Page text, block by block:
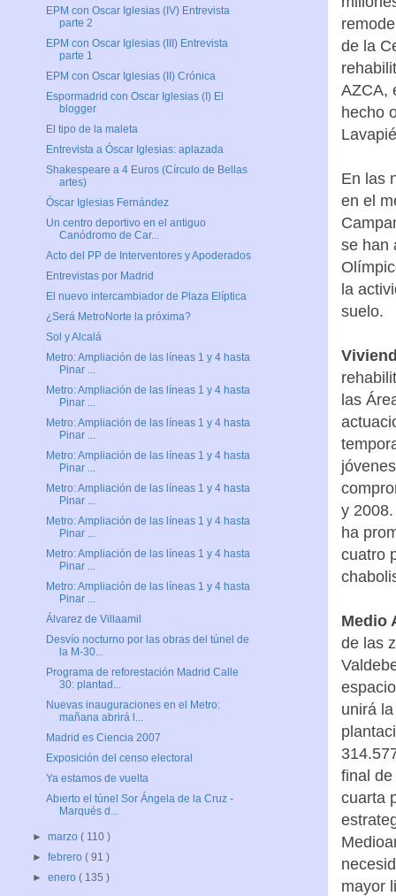
de la
AZCA,
hecho
En las
en el
se han
la
suelo.
las
y
ha
cuatro
Medio
de las
unirá
final
cuarta
mayor
EPM con Oscar Iglesias (IV) Entrevista
parte 2
EPM con Oscar Iglesias (III) Entrevista
parte 1
EPM con Oscar Iglesias (II) Crónica
Espormadrid con Oscar Iglesias (I) El
blogger
El tipo de la maleta
Entrevista a Óscar Iglesias: aplazada
Shakespeare a 4 Euros (Círculo de Bellas
artes)
Óscar Iglesias Fernández
Un centro deportivo en el antiguo
Canódromo de Car...
Acto del PP de Interventores y Apoderados
Entrevistas por Madrid
El nuevo intercambiador de Plaza Elíptica
¿Será MetroNorte la próxima?
Sol y Alcalá
Metro: Ampliación de las líneas 1 y 4 hasta
Pinar ...
Metro: Ampliación de las líneas 1 y 4 hasta
Pinar ...
Metro: Ampliación de las líneas 1 y 4 hasta
Pinar ...
Metro: Ampliación de las líneas 1 y 4 hasta
Pinar ...
Metro: Ampliación de las líneas 1 y 4 hasta
Pinar ...
Metro: Ampliación de las líneas 1 y 4 hasta
Pinar ...
Metro: Ampliación de las líneas 1 y 4 hasta
Pinar ...
Metro: Ampliación de las líneas 1 y 4 hasta
Pinar ...
Álvarez de Villaamil
Desvío nocturno por las obras del túnel de
la M-30...
Programa de reforestación Madrid Calle
30: plantad...
Nuevas inauguraciones en el Metro:
mañana abrirá l...
Madrid es Ciencia 2007
Exposición del censo electoral
Ya estamos de vuelta
Abıerto el túnel Sor Ángela de la Cruz -
Marqués d...
►marzo( 110 )
►febrero( 91 )
►enero( 135 )